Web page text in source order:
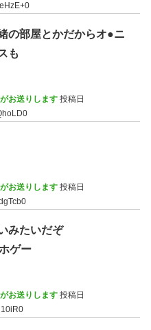
の部屋とかだからオ●ニ
も
お送りします 投稿日
お送りします 投稿日
みたいだぞ
ゲー
お送りします 投稿日